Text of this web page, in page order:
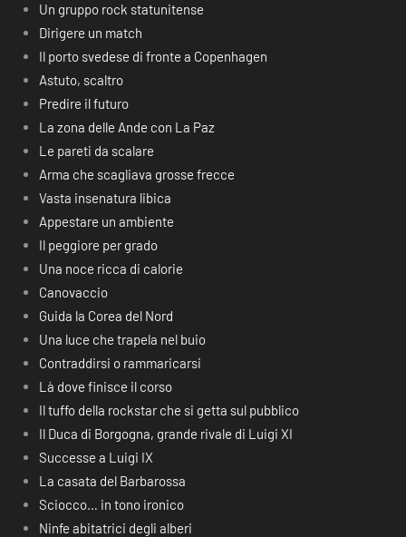
Un gruppo rock statunitense
Dirigere un match
Il porto svedese di fronte a Copenhagen
Astuto, scaltro
Predire il futuro
La zona delle Ande con La Paz
Le pareti da scalare
Arma che scagliava grosse frecce
Vasta insenatura libica
Appestare un ambiente
Il peggiore per grado
Una noce ricca di calorie
Canovaccio
Guida la Corea del Nord
Una luce che trapela nel buio
Contraddirsi o rammaricarsi
Là dove finisce il corso
Il tuffo della rockstar che si getta sul pubblico
Il Duca di Borgogna, grande rivale di Luigi XI
Successe a Luigi IX
La casata del Barbarossa
Sciocco… in tono ironico
Ninfe abitatrici degli alberi